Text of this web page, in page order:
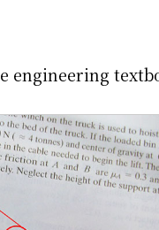
engineering